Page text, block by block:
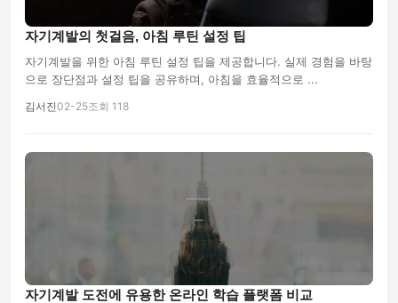
자기계발의 첫걸음, 아침 루틴 설정 팁
자기계발을 위한 아침 루틴 설정 팁을 제공합니다. 실제 경험을 바탕
으로 장단점과 설정 팁을 공유하며, 아침을 효율적으로 ...
김서진02-25조회 118
자기계발 도전에 유용한 온라인 학습 플랫폼 비교